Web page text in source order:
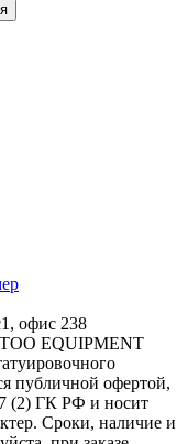
офис 238
EQUIPMENT
публичной офертой,
(2) ГК РФ и носит
Сроки, наличие и